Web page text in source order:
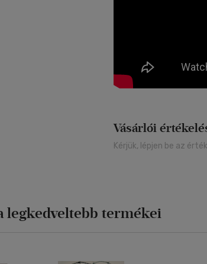
moralambition.org
Vásárlói
Kérjük, lépjen be az
legkedveltebb termékei